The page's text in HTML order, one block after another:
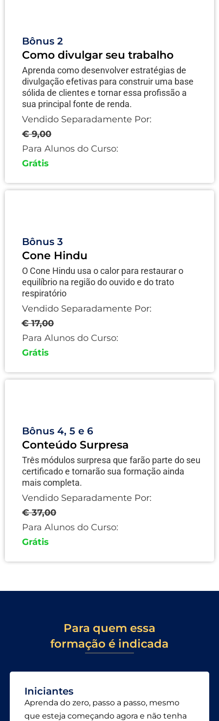
Bônus 2
Como divulgar seu trabalho
Aprenda como desenvolver estratégias de
divulgação efetivas para construir uma base
sólida de clientes e tornar essa profissão a
sua principal fonte de renda.
Vendido Separadamente Por:
€ 9,00
Para Alunos do Curso:
Grátis
Bônus 3
Cone Hindu
O Cone Hindu usa o calor para restaurar o
equilíbrio na região do ouvido e do trato
respiratório
Vendido Separadamente Por:
€ 17,00
Para Alunos do Curso:
Grátis
Bônus 4, 5 e 6
Conteúdo Surpresa
Três módulos surpresa que farão parte do seu
certificado e tornarão sua formação ainda
mais completa.
Vendido Separadamente Por:
€ 37,00
Para Alunos do Curso:
Grátis
Para quem essa
formação é indicada
Iniciantes
Aprenda do zero, passo a passo, mesmo
que esteja começando agora e não tenha